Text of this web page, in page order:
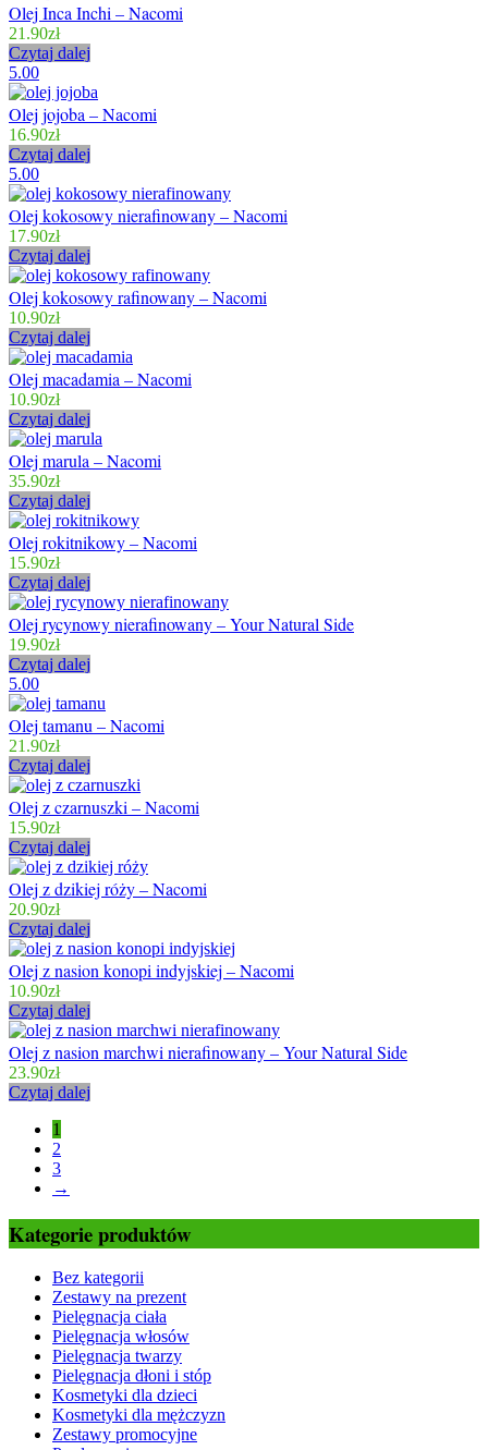
Olej Inca Inchi – Nacomi
21.90zł
Czytaj dalej
5.00
Olej jojoba – Nacomi
16.90zł
Czytaj dalej
5.00
Olej kokosowy nierafinowany – Nacomi
17.90zł
Czytaj dalej
Olej kokosowy rafinowany – Nacomi
10.90zł
Czytaj dalej
Olej macadamia – Nacomi
10.90zł
Czytaj dalej
Olej marula – Nacomi
35.90zł
Czytaj dalej
Olej rokitnikowy – Nacomi
15.90zł
Czytaj dalej
Olej rycynowy nierafinowany – Your Natural Side
19.90zł
Czytaj dalej
5.00
Olej tamanu – Nacomi
21.90zł
Czytaj dalej
Olej z czarnuszki – Nacomi
15.90zł
Czytaj dalej
Olej z dzikiej róży – Nacomi
20.90zł
Czytaj dalej
Olej z nasion konopi indyjskiej – Nacomi
10.90zł
Czytaj dalej
Olej z nasion marchwi nierafinowany – Your Natural Side
23.90zł
Czytaj dalej
1
2
3
→
Kategorie produktów
Bez kategorii
Zestawy na prezent
Pielęgnacja ciała
Pielęgnacja włosów
Pielęgnacja twarzy
Pielęgnacja dłoni i stóp
Kosmetyki dla dzieci
Kosmetyki dla mężczyzn
Zestawy promocyjne